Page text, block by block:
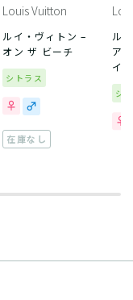
Louis Vuitton
ルイ・ヴィトン –
オン ザ ビーチ
シトラス
在庫なし
ル
ア
イム
シ